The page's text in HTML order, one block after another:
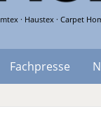
· Haustex · Carpet
Fachpresse